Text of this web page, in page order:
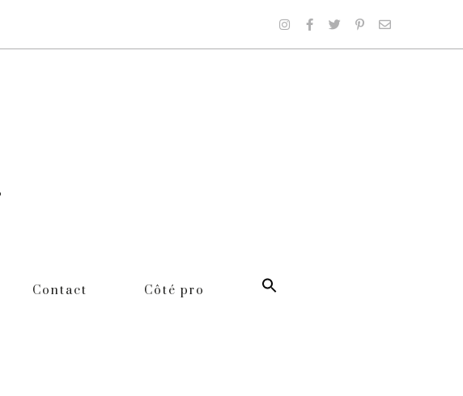
Contact Côté pro